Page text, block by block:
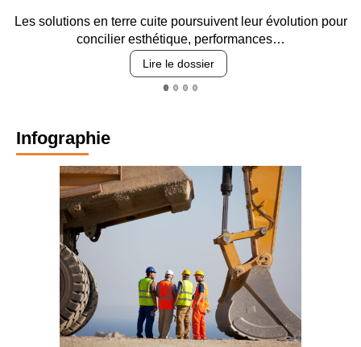
Les solutions en terre cuite poursuivent leur évolution pour
concilier esthétique, performances…
Lire le dossier
Infographie